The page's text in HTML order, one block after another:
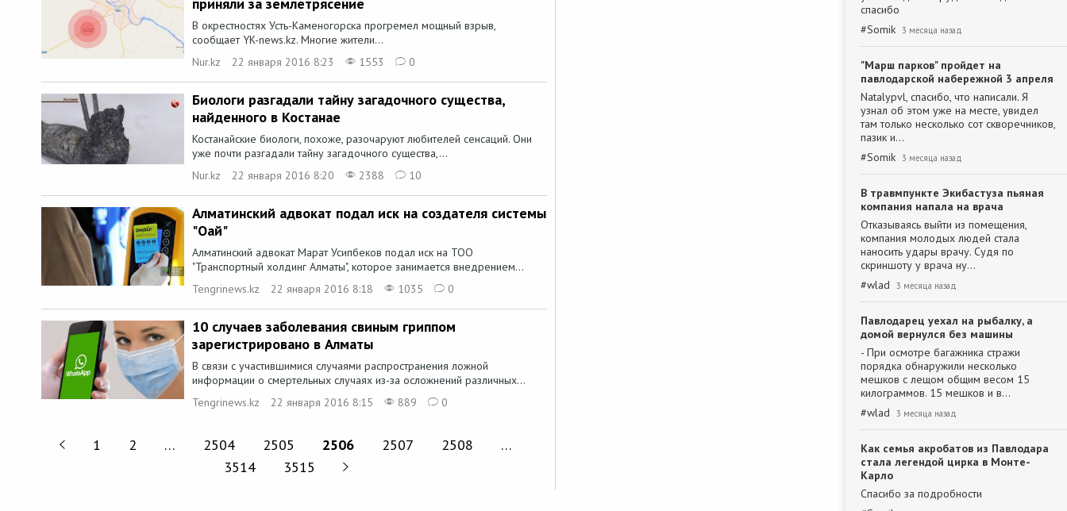
приняли за землетрясение
В окрестностях Усть-Каменогорска прогремел мощный взрыв,
сообщает YK-news.kz. Многие жители...
Nur.kz
22 января 2016 8:23 1553 0
Биологи разгадали тайну загадочного существа,
найденного в Костанае
Костанайские биологи, похоже, разочаруют любителей сенсаций. Они
уже почти разгадали тайну загадочного существа,...
Nur.kz
22 января 2016 8:20 2388 10
Алматинский адвокат подал иск на создателя системы
"Оңай"
Алматинский адвокат Марат Усипбеков подал иск на TOO
"Транспортный холдинг Алматы", которое занимается внедрением...
Tengrinews.kz
22 января 2016 8:18 1035 0
10 случаев заболевания свиным гриппом
зарегистрировано в Алматы
В связи с участившимися случаями распространения ложной
информации о смертельных случаях из-за осложнений различных...
Tengrinews.kz
22 января 2016 8:15 889 0
1 2 … 2504 2505 2506 2507 2508
…
3514
3515
спасибо
#Somik 3 месяца назад
"Марш парков" пройдет на
павлодарской набережной 3 апреля
Natalypvl, спасибо, что написали. Я
узнал об этом уже на месте, увидел
там только несколько сот скворечников,
пазик и…
#Somik 3 месяца назад
В травмпункте Экибастуза пьяная
компания напала на врача
Отказываясь выйти из помещения,
компания молодых людей стала
наносить удары врачу. Судя по
скриншоту у врача ну…
#wlad 3 месяца назад
Павлодарец уехал на рыбалку, а
домой вернулся без машины
- При осмотре багажника стражи
порядка обнаружили несколько
мешков с лещом общим весом 15
килограммов. 15 мешков и в…
#wlad 3 месяца назад
Как семья акробатов из Павлодара
стала легендой цирка в Монте-
Карло
Спасибо за подробности